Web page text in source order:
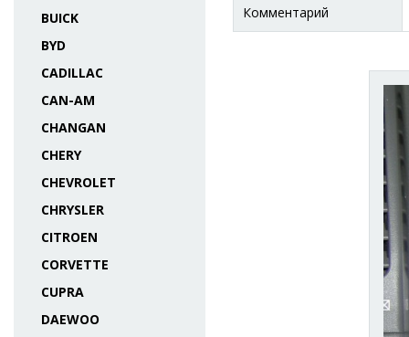
BUICK
BYD
CADILLAC
CAN-AM
CHANGAN
CHERY
CHEVROLET
CHRYSLER
CITROEN
CORVETTE
CUPRA
DAEWOO
Комментарий